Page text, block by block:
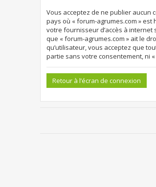
Vous acceptez de ne publier aucun
pays où « forum-agrumes.com »
votre fournisseur d’accès à internet
que « forum-agrumes.com » ait le
qu’utilisateur, vous acceptez que
partie sans votre consentement, ni
Retour à l’écran de connexion